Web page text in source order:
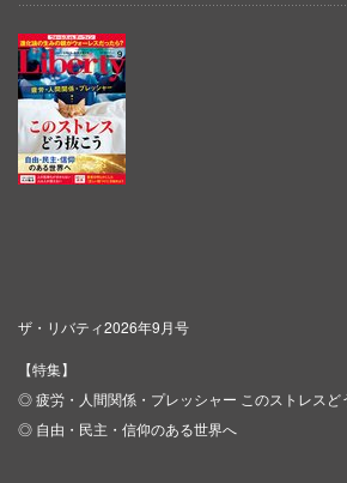
ザ・リバティ2026年9月号
【特集】
◎ 疲労・人間関係・プレッシャー このストレスど
◎ 自由・民主・信仰のある世界へ